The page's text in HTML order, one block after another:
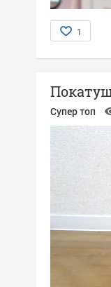
1
Супер топ